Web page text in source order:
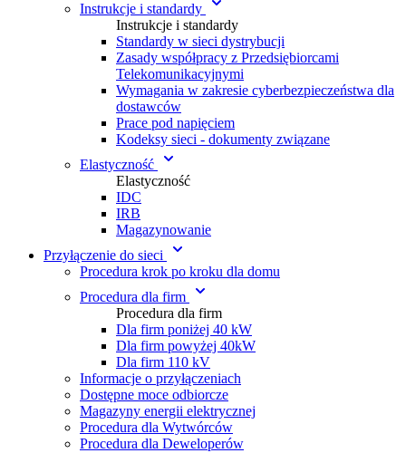
Instrukcje i standardy
Instrukcje i standardy
Standardy w sieci dystrybucji
Zasady współpracy z Przedsiębiorcami
Telekomunikacyjnymi
Wymagania w zakresie cyberbezpieczeństwa dla
dostawców
Prace pod napięciem
Kodeksy sieci - dokumenty związane
Elastyczność
Elastyczność
IDC
IRB
Magazynowanie
Przyłączenie do sieci
Procedura krok po kroku dla domu
Procedura dla firm
Procedura dla firm
Dla firm poniżej 40 kW
Dla firm powyżej 40kW
Dla firm 110 kV
Informacje o przyłączeniach
Dostępne moce odbiorcze
Magazyny energii elektrycznej
Procedura dla Wytwórc ów
Procedura dla Deweloperów